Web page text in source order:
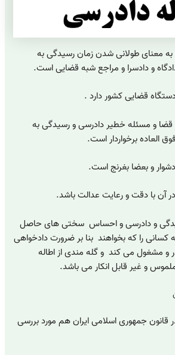
به معنای طولانی شدن زمان رسیدگی به
و دادسرا و مراجع شبه قضایی است.
قضایی کشور دارد .
قضا و مسئله خطیر دادرسی و رسیدگی به
العاده برخواردار است.
و بعضا بغرنج است.
آن با دقت و رعایت عدالت باشد.
و دادرسی و احساس سختی های حاصل
را که بخواهند بنا بر ضرورت دادخواهی
و مشغول می کند و گله مندی از اطاله
و غیر قابل انکار می باشد.
قانون جمهوری اسلامی ایران هم مورد بررسی